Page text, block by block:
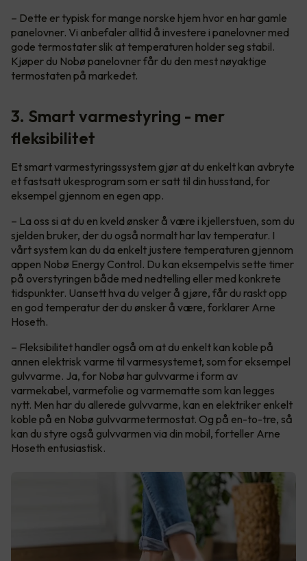
– Dette er typisk for mange norske hjem hvor en har gamle
panelovner. Vi anbefaler alltid å investere i panelovner med
gode termostater slik at temperaturen holder seg stabil.
Kjøper du Nobø panelovner får du den mest nøyaktige
termostaten på markedet.
3. Smart varmestyring - mer
fleksibilitet
Et smart varmestyringssystem gjør at du enkelt kan avbryte
et fastsatt ukesprogram som er satt til din husstand, for
eksempel gjennom en egen app.
– La oss si at du en kveld ønsker å være i kjellerstuen, som du
sjelden bruker, der du også normalt har lav temperatur. I
vårt system kan du da enkelt justere temperaturen gjennom
appen Nobø Energy Control. Du kan eksempelvis sette timer
på overstyringen både med nedtelling eller med konkrete
tidspunkter. Uansett hva du velger å gjøre, får du raskt opp
en god temperatur der du ønsker å være, forklarer Arne
Hoseth.
– Fleksibilitet handler også om at du enkelt kan koble på
annen elektrisk varme til varmesystemet, som for eksempel
gulvvarme. Ja, for Nobø har gulvvarme i form av
varmekabel, varmefolie og varmematte som kan legges
nytt. Men har du allerede gulvvarme, kan en elektriker enkelt
koble på en Nobø gulvvarmetermostat. Og på en-to-tre, så
kan du styre også gulvvarmen via din mobil, forteller Arne
Hoseth entusiastisk.